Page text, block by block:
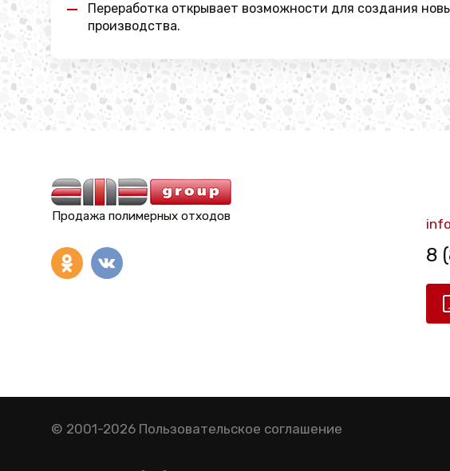
Переработка открывает возможности для создания
производства.
Продажа полимерных отходов
8
© 2001-2026 Пользовательское соглашение